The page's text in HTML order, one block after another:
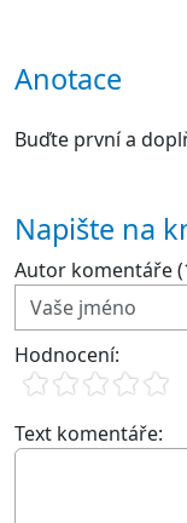
Anotace
Buďte první a
Napište na
Autor komentáře
Hodnocení:
Text komentáře: